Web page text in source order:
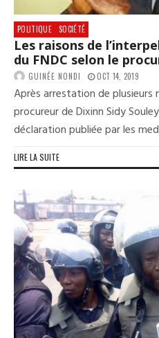
POLITIQUE SOCIÉTÉ
Les raisons de
du FNDC selon le
GUINÉE NONDI OCT 14, 2019
Après arrestation de plusieurs
procureur de Dixinn Sidy
déclaration publiée par les
LIRE LA SUITE